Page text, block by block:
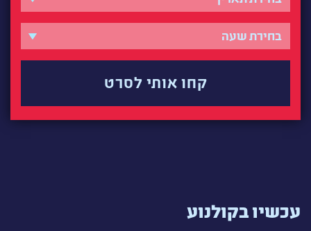
קחו אותי לסרט
עכשיו בקולנוע